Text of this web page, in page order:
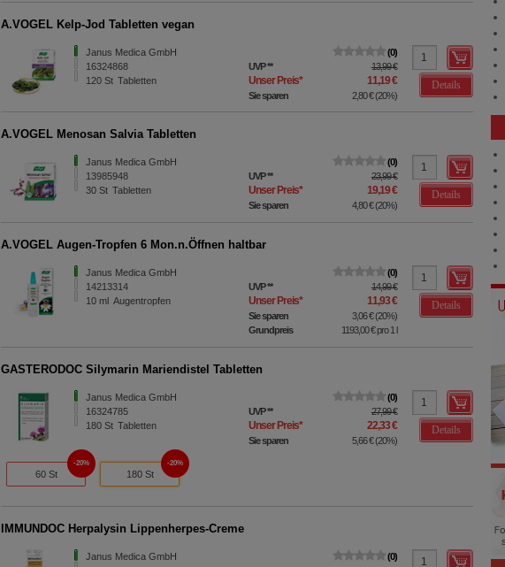
A.VOGEL Kelp-Jod Tabletten vegan
Janus Medica GmbH
16324868
120St Tabletten
0
UVP** 13,99 €
Unser Preis* 11,19 €
Sie sparen 2,80 €(20%)
Details
A.VOGEL Menosan Salvia Tabletten
Janus Medica GmbH
13985948
30St Tabletten
0
UVP** 23,99 €
Unser Preis* 19,19 €
Sie sparen 4,80 €(20%)
Details
A.VOGEL Augen-Tropfen 6 Mon.n.Öffnen haltbar
Janus Medica GmbH
14213314
10 ml Augentropfen
0
UVP** 14,99 €
Unser Preis* 11,93 €
Sie sparen 3,06 €(20%)
Grundpreis
1193,00 €pro 1 l
Details
GASTERODOC Silymarin Mariendistel Tabletten
Janus Medica GmbH
16324785
180St Tabletten
0
UVP** 27,99 €
Unser Preis* 22,33 €
Sie sparen 5,66 €(20%)
Details
60 St
20%
180 St
20%
IMMUNDOC Herpalysin Lippenherpes-Creme
Janus Medica GmbH
0